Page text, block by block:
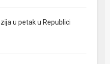
u petak u Republici